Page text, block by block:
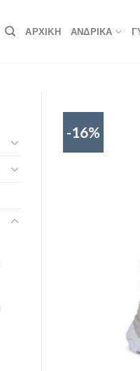
ΑΡΧΙΚΉ ΑΝΔΡΙΚΑ
-16%